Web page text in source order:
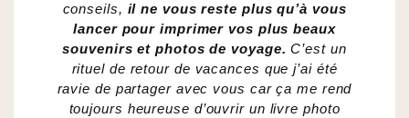
conseils, il ne vous reste plus qu’à vous
lancer pour imprimer vos plus beaux
souvenirs et photos de voyage.C’est un
rituel de retour de vacances que j’ai été
ravie de partager avec vous car ça me rend
toujours heureuse d’ouvrir un livre photo